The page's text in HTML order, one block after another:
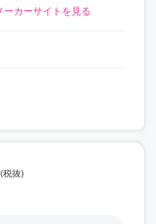
ーカーサイトを見る
(税抜)